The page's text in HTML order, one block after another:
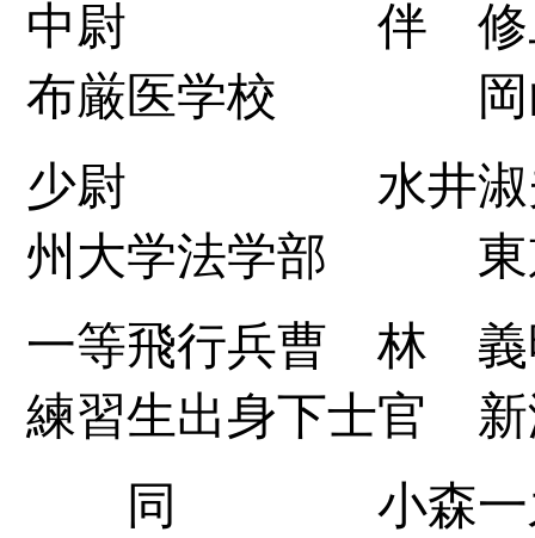
中尉 伴 修二
布厳医学校 岡
少尉 水井淑夫
州大学法学部 東
一等飛行兵曹 林 義
練習生出身下士官
同 小森